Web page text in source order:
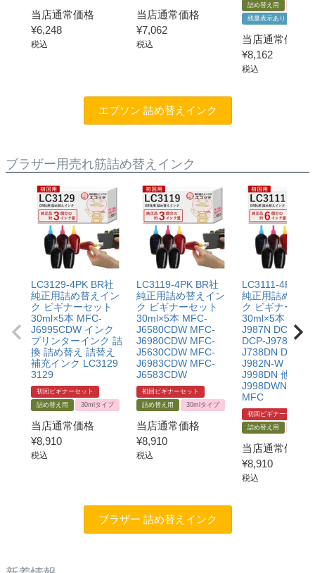
当店通常価格
¥6,248
税込
当店通常価格
¥7,062
税込
詰め替え用
残量表示あり
当店通常価格
¥8,162
税込
エプソン 詰め替えインク
ブラザー用売れ筋詰め替えインク
LC3129-4PK BR社
純正用詰め替えイン
ク ビギナーセット
30ml×5本 MFC-
J6995CDW インク
プリンターインク 詰
換 詰め替え 詰替え
補充インク LC3129
3129
初回ビギナーセット
詰め替え用
30mlタイプ
当店通常価格
¥8,910
税込
LC3119-4PK BR社
純正用詰め替えイン
ク ビギナーセット
30ml×5本 MFC-
J6580CDW MFC-
J6980CDW MFC-
J5630CDW MFC-
J6983CDW MFC-
J6583CDW
初回ビギナーセット
詰め替え用
30mlタイプ
当店通常価格
¥8,910
税込
LC3111-4PK
純正用詰め替え
ク ビギナーセ
30ml×5本 DCP-
J987N DCP-
DCP-J978N
J738DN DCP-
J982N-W MFC-
J998DN 他
J998DWNイン
MFC
初回ビギナーセット
詰め替え用
当店通常価格
¥8,910
税込
ブラザー 詰め替えインク